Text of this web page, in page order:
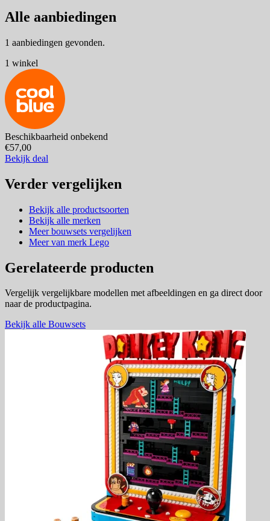
Alle aanbiedingen
1 aanbiedingen gevonden.
1 winkel
Beschikbaarheid onbekend
€57,00
Bekijk deal
Verder vergelijken
Bekijk alle productsoorten
Bekijk alle merken
Meer bouwsets vergelijken
Meer van merk Lego
Gerelateerde producten
Vergelijk vergelijkbare modellen met afbeeldingen en ga direct door
naar de productpagina.
Bekijk alle Bouwsets